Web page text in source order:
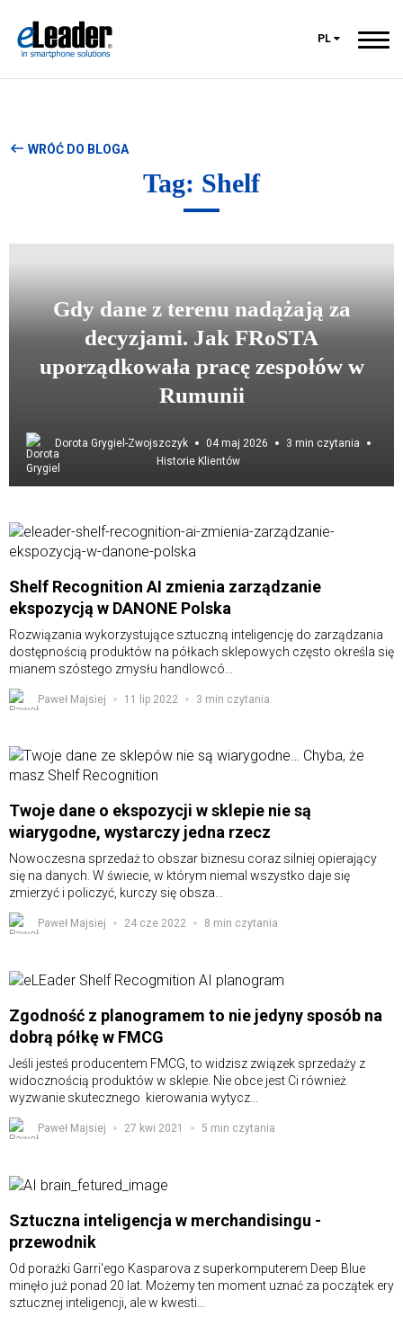
PL
WRÓĆ DO BLOGA
Tag: Shelf
Gdy dane z terenu nadążają za
decyzjami. Jak FRoSTA
uporządkowała pracę zespołów w
Rumunii
Dorota Grygiel-Zwojszczyk 04 maj 2026
3 min czytania
Historie Klientów
Shelf Recognition AI zmienia zarządzanie
ekspozycją w DANONE Polska
Rozwiązania wykorzystujące sztuczną inteligencję do zarządzania
dostępnością produktów na półkach sklepowych często określa się
mianem szóstego zmysłu handlowcó...
Paweł Majsiej 11 lip 2022 3 min czytania
Twoje dane o ekspozycji w sklepie nie są
wiarygodne, wystarczy jedna rzecz
Nowoczesna sprzedaż to obszar biznesu coraz silniej opierający
się na danych. W świecie, w którym niemal wszystko daje się
zmierzyć i policzyć, kurczy się obsza...
Paweł Majsiej 24 cze 2022 8 min czytania
Zgodność z planogramem to nie jedyny sposób na
dobrą półkę w FMCG
Jeśli jesteś producentem FMCG, to widzisz związek sprzedaży z
widocznością produktów w sklepie. Nie obce jest Ci również
wyzwanie skutecznego kierowania wytycz...
Paweł Majsiej 27 kwi 2021 5 min czytania
Sztuczna inteligencja w merchandisingu -
przewodnik
Od porażki Garri'ego Kasparova z superkomputerem Deep Blue
minęło już ponad 20 lat. Możemy ten moment uznać za początek ery
sztucznej inteligencji, ale w kwesti...